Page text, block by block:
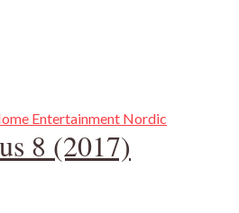
Entertainment Nordic
8 (2017)